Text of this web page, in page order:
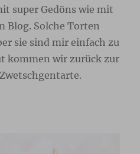
super Gedöns wie mit
Blog. Solche Torten
sie sind mir einfach zu
kommen wir zurück zur